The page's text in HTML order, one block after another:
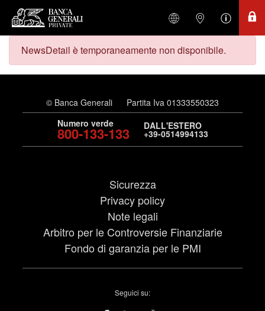
NewsDetail è temporaneamente non disponibile.
© Banca Generali
Partita Iva 01333550323
Numero verde
800-133-133 DALL'ESTERO
+39-0514994133
Sicurezza
Privacy policy
Note legali
Arbitro per le Controversie Finanziarie
Fondo di garanzia per le PMI
Seguici su: